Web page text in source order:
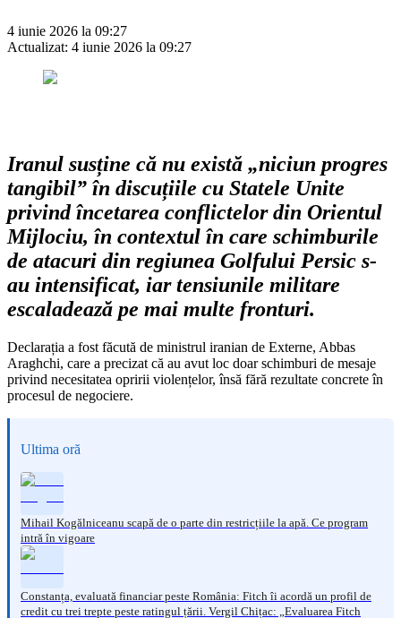
4 iunie 2026 la 09:27
Actualizat: 4 iunie 2026 la 09:27
Iranul susține că nu există „niciun progres
tangibil” în discuțiile cu Statele Unite
privind încetarea conflictelor din Orientul
Mijlociu, în contextul în care schimburile
de atacuri din regiunea Golfului Persic s-
au intensificat, iar tensiunile militare
escaladează pe mai multe fronturi.
Declarația a fost făcută de ministrul iranian de Externe, Abbas
Araghchi, care a precizat că au avut loc doar schimburi de mesaje
privind necesitatea opririi violențelor, însă fără rezultate concrete în
procesul de negociere.
Ultima oră
Mihail Kogălniceanu scapă de o parte din restricțiile la apă. Ce program
intră în vigoare
Constanța, evaluată financiar peste România: Fitch îi acordă un profil de
credit cu trei trepte peste ratingul țării. Vergil Chițac: „Evaluarea Fitch